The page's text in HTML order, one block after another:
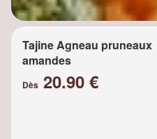
Tajine Agneau pruneaux
amandes
Dès 20.90 €